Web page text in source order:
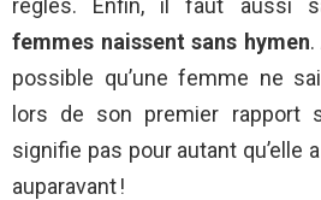
règles. Enfin, il faut aussi
femmes naissent sans hymen
possible qu’une femme ne
lors de son premier rapport
signifie pas pour autant qu’elle
auparavant !